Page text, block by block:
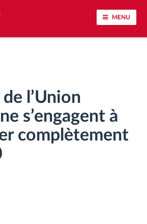
MENU
de conduite
de conduite
d’œuvre
l’Union
s’engagent à
complètement